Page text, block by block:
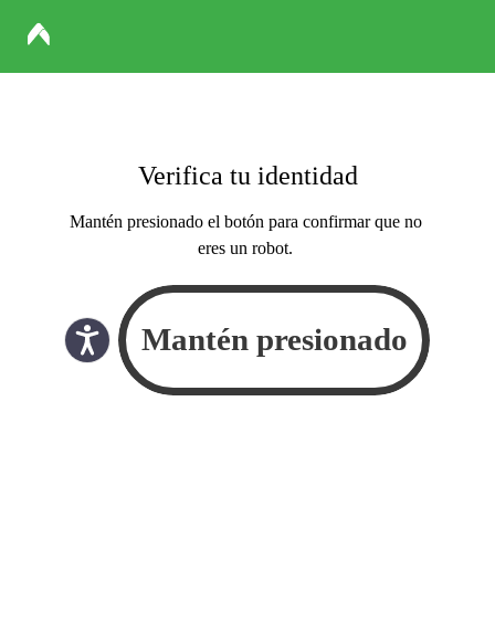
Verifica tu identidad
Mantén presionado el botón para confirmar que no
eres un robot.